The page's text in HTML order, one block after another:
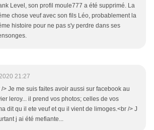
Level, son profil moule777 a été supprimé. La
chose veuf avec son fils Léo, probablement la
histoire pour ne pas s'y perdre dans ses
21:27
/> Je me suis faites avoir aussi sur facebook au
leroy... il prend vos photos; celles de vos
dit qu il ete veuf et qu il vient de limoges.<br /> J
j ai été mefiante...